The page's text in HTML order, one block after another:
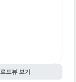
로드뷰 보기